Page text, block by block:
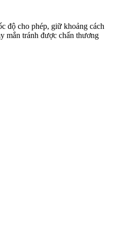
độ cho phép, giữ khoảng cách
mắn tránh được chấn thương